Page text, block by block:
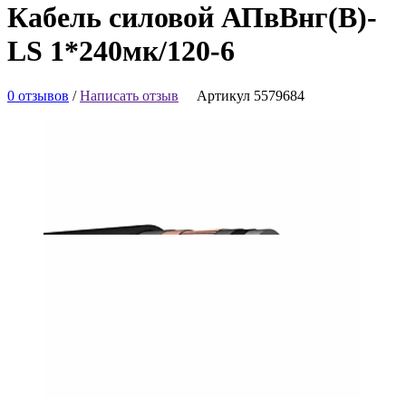
Кабель силовой АПвВнг(B)-
LS 1*240мк/120-6
0 отзывов /Написать отзыв Артикул 5579684